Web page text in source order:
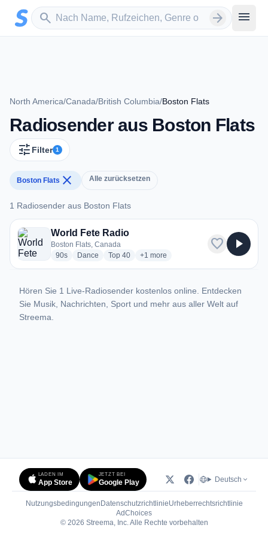
Zum Hauptinhalt springen
search
Sender suchen arrow_forward menu
North America/Canada/British Columbia/Boston Flats
Radiosender aus Boston Flats
tune Filter 1
Boston Flats close Alle zurücksetzen
1 Radiosender aus Boston Flats
1 Radiosender aus Boston Flats
World Fete Radio
Boston Flats, Canada
90sradio stations
Dance radio stations
Top 40radio stations
+1 more genres for World Fete Radio
more
favorite play_arrow
Hören Sie 1 Live-Radiosender kostenlos online. Entdecken
Sie Musik, Nachrichten, Sport und mehr aus aller Welt auf
Streema.
LADEN IM
App Store
JETZT BEI
Google Play Deutsch
Nutzungsbedingungen DatenschutzrichtlinieUrheberrechtsrichtlinie
AdChoices(öffnet in neuem Tab)
© 2026 Streema, Inc. Alle Rechte vorbehalten